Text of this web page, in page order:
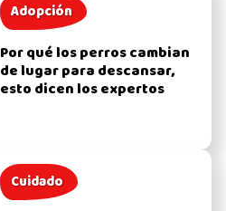
Adopción
Por qué los perros cambian
de lugar para descansar,
esto dicen los expertos
Cuidado